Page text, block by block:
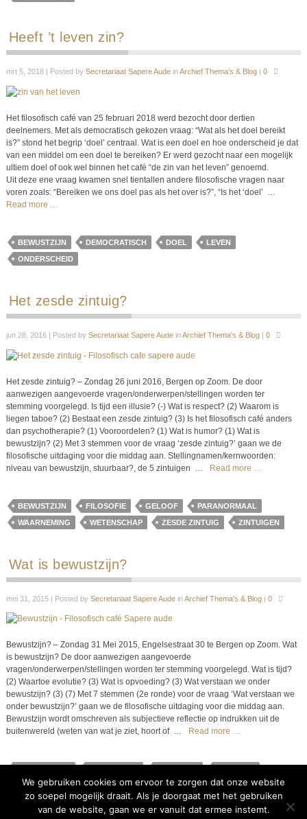
Heeft ’t leven zin?
mrt 5, 2018 | Posted by Secretariaat Sapere AudeinArchief Thema's & Blog| 0
Het filosofisch café van 25 februari 2018 werd bezocht door dertien
deelnemers. Met als democratisch gekozen vraag: “Wat als het doel bereikt
is?” stond het begrip ‘doel’ centraal. Wat is een doel en hoe onderscheid je dat
van een middel om een doel te bereiken? Er werd gezocht naar een mogelijk
ultiem doel of ook wel binnen het café “de zin van het leven” genoemd.
Uit deze ene vraag kwamen snel tientallen andere filosofische vragen naar
voren zoals: “Bereiken we ons doel pas als het over is?”, “Is het ‘doel’ …
Read more …
BEWUSTZIJN DEMOCRATISCH DOEL
LEVEN
ONDERSCHEID
Het zesde zintuig?
jun 28, 2016 | Posted by Secretariaat Sapere AudeinArchief Thema's & Blog| 0
Het zesde zintuig? – Zondag 26 juni 2016, Bergen op Zoom. De door
aanwezigen aangevoerde vragen/onderwerpen/stellingen worden ter
stemming voorgelegd. Is tijd een illusie? (-) Wat is respect? (2) Waarom is
liegen taboe? (2) Bestaat een zesde zintuig? (3) Is het filosofisch café anders
dan psychotherapie? (1) Vooroordelen? (1) Wat is humor? (1) Wat is
bewustzijn? (2) Met 3 stemmen voor de vraag ‘zesde zintuig?’ gaan we de
filosofische uitdaging voor die middag aan. Stellingnamen/kernwoorden:
niveau van bewustzijn, stuurbaar?, de 5 zintuigen
Read more …
BEWUSTZIJN FILOSOFIE GELOOF
PARANORMAAL
WAARNEMING
WETENSCHAP ZESDE ZINTUIG ZINTUIGEN
Wat is bewustzijn?
mei 31, 2015 | Posted by Secretariaat Sapere AudeinArchief Thema's & Blog| 0
Bewustzijn? – Zondag 31 Mei 2015, Engelsestraat 30 te Bergen op Zoom. Wat
is bewustzijn? De door aanwezigen aangevoerde
vragen/onderwerpen/stellingen worden ter stemming voorgelegd. Wat is tijd?
(2) Waartoe evolutie? (3) Wat is opvoeding? (3) Wat verstaan we onder
bewustzijn? (3) (7) Met 7 stemmen (2e ronde) voor de vraag ‘Wat verstaan we
onder bewustzijn?’ gaan we de filosofische uitdaging voor die middag aan.
Bewustzijn wordt omschreven als subjectieve reflectie op indrukken uit de
buitenwereld (weten van wat je ziet, hoort of … Read more …
PLATO
REFLECTIE RELIGIE VISIE
We gebruiken cookies om ervoor te zorgen dat onze website
zo soepel mogelijk draait. Als je doorgaat met het gebruiken
van de website, gaan we er vanuit dat ermee instemt.